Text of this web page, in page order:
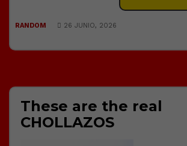
RANDOM 26 JUNIO, 2026